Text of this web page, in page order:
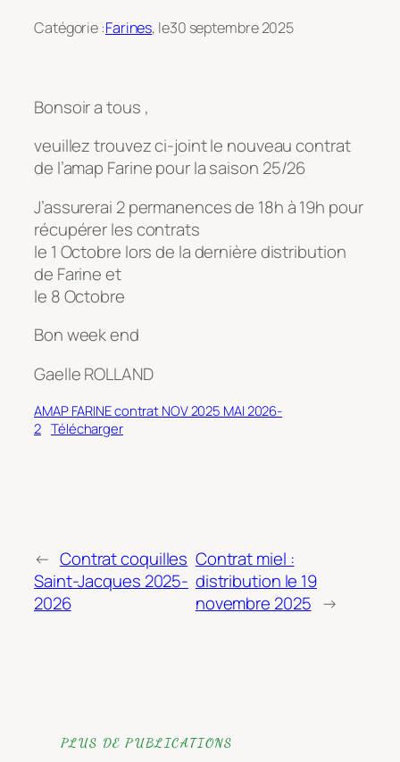
Catégorie :Farines, le30 septembre 2025
Bonsoir a tous ,
veuillez trouvez ci-joint le nouveau contrat
de l’amap Farine pour la saison 25/26
J’assurerai 2 permanences de 18h à 19h pour
récupérer les contrats
le 1 Octobre lors de la dernière distribution
de Farine et
le 8 Octobre
Bon week end
Gaelle ROLLAND
AMAP FARINE contrat NOV 2025 MAI 2026-
2 Télécharger
← Contrat coquilles
Saint-Jacques 2025-
2026
Contrat miel :
distribution le 19
novembre 2025 →
PLUS DE PUBLICATIONS